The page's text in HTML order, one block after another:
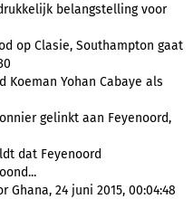
belangstelling voor
op Clasie, Southampton gaat
Koeman Yohan Cabaye als
gelinkt aan Feyenoord,
dat Feyenoord
24 juni 2015, 00:04:48